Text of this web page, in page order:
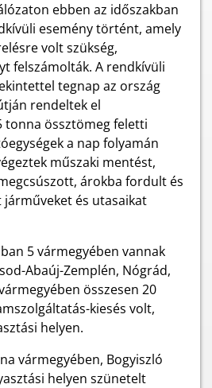
ebben az időszakban
esemény történt, amely
volt szükség,
felszámolták. A rendkívüli
tegnap az ország
rendeltek el
tonna össztömeg feletti
a nap folyamán
műszaki mentést,
árokba fordult és
és utasaikat
5 vármegyében vannak
Abaúj-Zemplén, Nógrád,
összesen 20
kiesés volt,
helyen.
vármegyében, Bogyiszló
helyen szünetelt